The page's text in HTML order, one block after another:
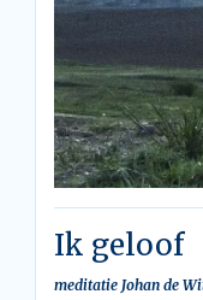
Ik geloof
meditatie Johan de